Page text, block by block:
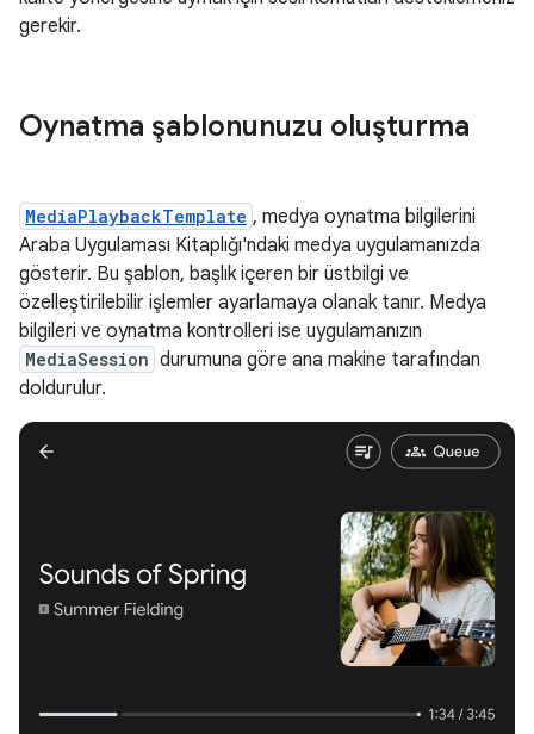
gerekir.
Oynatma şablonunuzu oluşturma
MediaPlaybackTemplate , medya oynatma bilgilerini
Araba Uygulaması Kitaplığı'ndaki medya uygulamanızda
gösterir. Bu şablon, başlık içeren bir üstbilgi ve
özelleştirilebilir işlemler ayarlamaya olanak tanır. Medya
bilgileri ve oynatma kontrolleri ise uygulamanızın
MediaSession durumuna göre ana makine tarafından
doldurulur.